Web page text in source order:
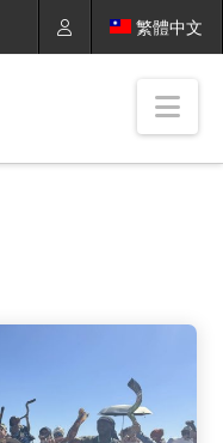
繁體中文